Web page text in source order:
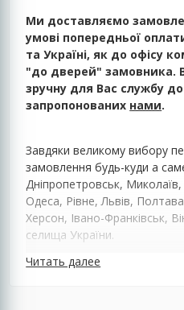
Ми доставляємо
умові попередньої
та Україні, як до офісу
"до дверей" замовника.
зручну для Вас службу
запропонованих нами.
Завдяки великому вибору
замовлення будь-куди а
Дніпропетровськ,
Одеса, Рівне, Львів,
Херсон, Івано-Франківськ,
селища України.
Читать далее